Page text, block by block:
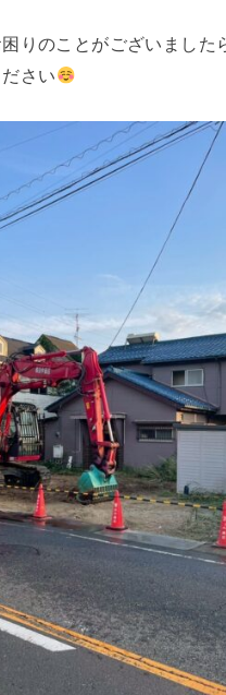
りのことがございました
さい